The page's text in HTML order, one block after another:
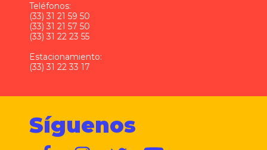
Teléfonos:
(33) 31 21 59 50
(33) 31 21 57 50
(33) 31 22 23 55
Estacionamiento:
(33) 31 22 33 17
Síguenos